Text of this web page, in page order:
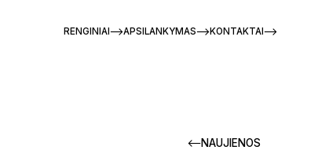
RENGINIAI APSILANKYMAS KONTAKTAI
NAUJIENOS